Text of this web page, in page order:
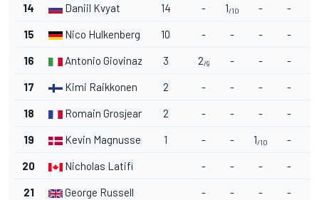
14 Daniil Kvyat 14 - 1/10 - -
15 Nico Hulkenberg 10 - - - -
16 Antonio Giovinazzi 3 2/9 - - -
17 Kimi Raikkonen 2 - - - -
18 Romain Grosjean 2 - - - -
19 Kevin Magnussen 1 - - 1/10 -
20 Nicholas Latifi - - - -
21 George Russell - - - -